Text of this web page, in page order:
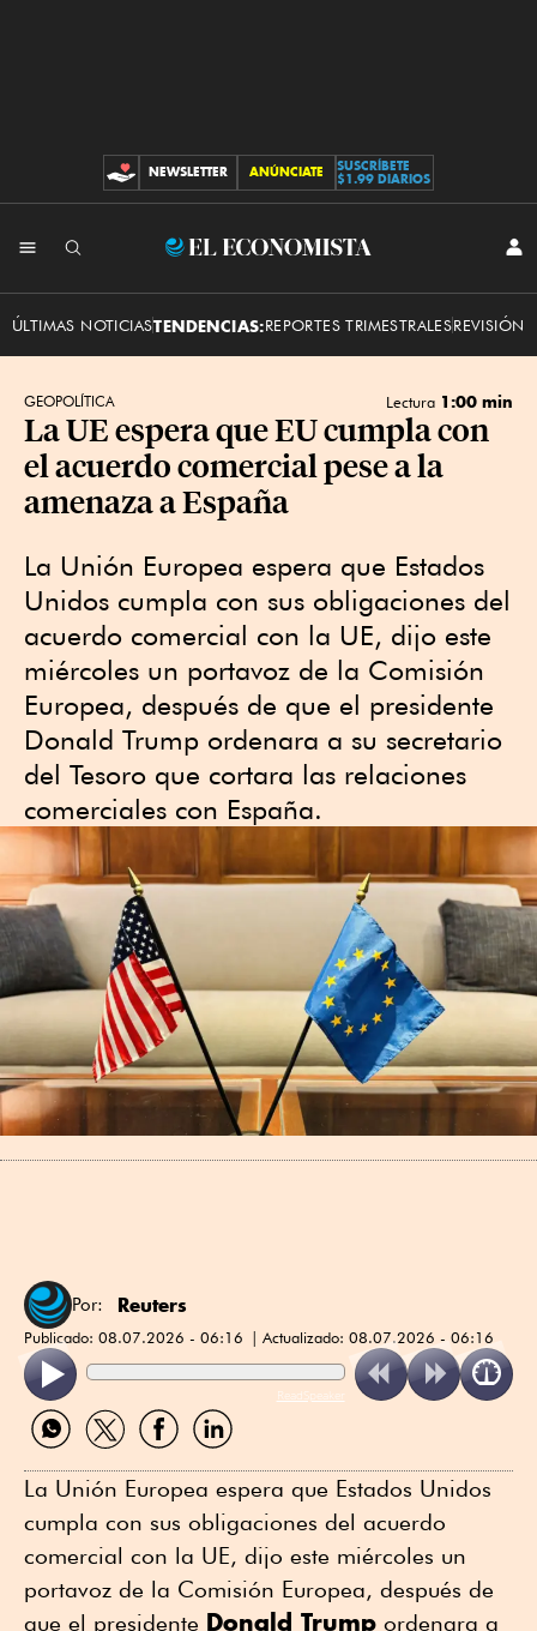
CONTRIBUCIONES
NEWSLETTER ANÚNCIATE
SUSCRÍBETE
$1.99 DIARIOS
El
ÚLTIMAS NOTICIASTENDENCIAS:REPORTES TRIMESTRALESREVISIÓN
GEOPOLÍTICA Lectura 1:00 min
La UE espera que EU cumpla con
el acuerdo comercial pese a la
amenaza a España
La Unión Europea espera que Estados
⁠Unidos cumpla con sus obligaciones del
acuerdo comercial con ‌la UE, dijo este
⁠miércoles un portavoz ⁠de la Comisión
Europea, después ‌de que el presidente
Donald ​Trump ordenara a su secretario
del Tesoro ​que cortara las relaciones
comerciales con España.
Por: Reuters
Publicado: 08.07.2026 - 06:16 Actualizado: 08.07.2026 - 06:16
ReadSpeaker
Compartir
por
Compartir
por
Compartir
por
Compartir
por
La Unión Europea espera que Estados ⁠Unidos
cumpla con sus obligaciones del acuerdo
comercial con la UE, dijo este ⁠miércoles un
portavoz ⁠de la Comisión Europea, después de
que el presidente Donald Trump ordenara a